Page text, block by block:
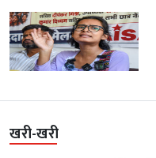
खरी-खरी